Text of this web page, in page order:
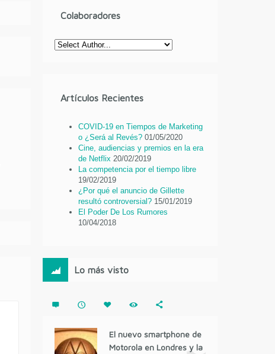
Colaboradores
Artículos Recientes
COVID-19 en Tiempos de Marketing
o ¿Será al Revés? 01/05/2020
Cine, audiencias y premios en la era
de Netflix 20/02/2019
La competencia por el tiempo libre
19/02/2019
¿Por qué el anuncio de Gillette
resultó controversial? 15/01/2019
El Poder De Los Rumores
10/04/2018
Lo más visto
El nuevo smartphone de
Motorola en Londres y la